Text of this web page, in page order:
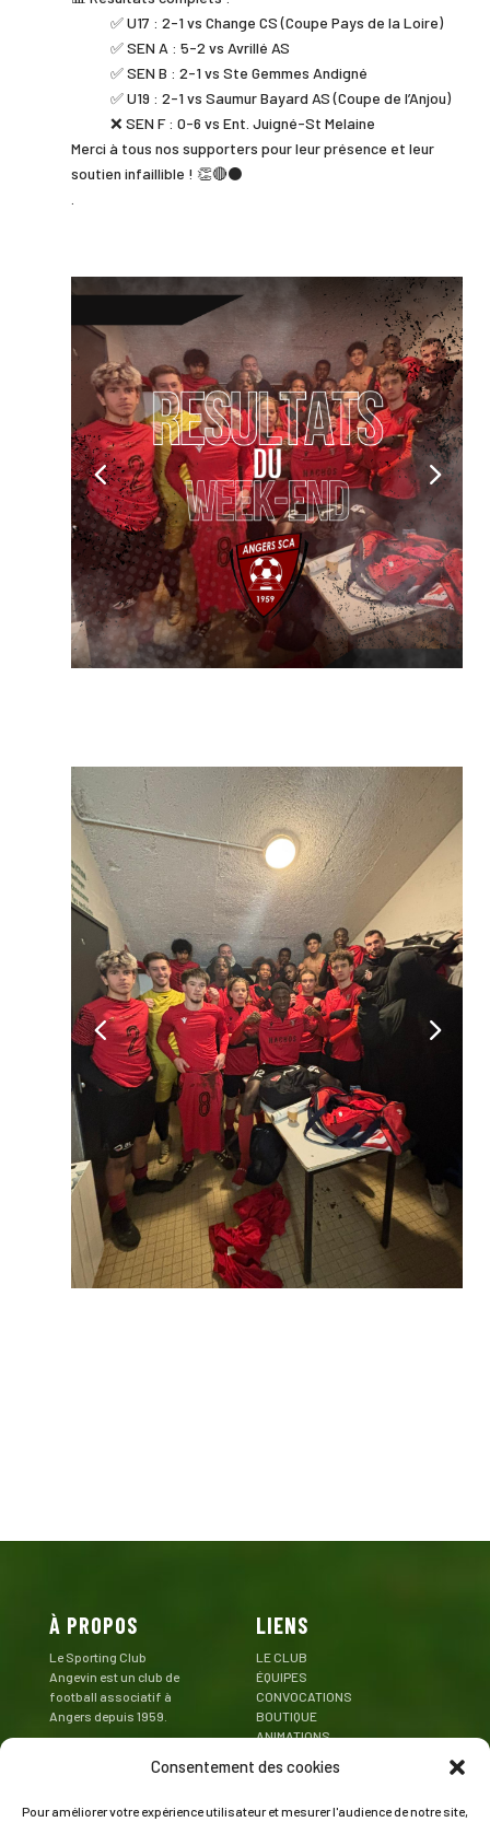
Consentement des cookies
Pour améliorer votre expérience utilisateur et mesurer l'audience de notre site,
✅ U17 : 2-1 vs Change CS (Coupe Pays de la Loire)
✅ SEN A : 5-2 vs Avrillé AS
✅ SEN B : 2-1 vs Ste Gemmes Andigné
✅ U19 : 2-1 vs Saumur Bayard AS (Coupe de l’Anjou)
❌ SEN F : 0-6 vs Ent. Juigné-St Melaine
Merci à tous nos supporters pour leur présence et leur
soutien infaillible ! 👏🔴⚫️
À PROPOS
Le Sporting Club
Angevin est un club de
football associatif à
Angers depuis 1959.
LIENS
LE CLUB
ÉQUIPES
CONVOCATIONS
BOUTIQUE
ANIMATIONS
CONTACT